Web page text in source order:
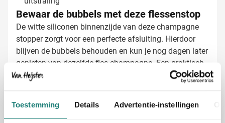
Toestemming Details Advertentie-instellingen
Bewaar de bubbels met deze flessenstop
De witte siliconen binnenzijde van deze champagne
stopper zorgt voor een perfecte afsluiting. Hierdoor
blijven de bubbels behouden en kun je nog dagen later
genieten van dezelfde fles champagne. Een praktisch
cadeau dat niet alleen mooi oogt, maar ook echt
Champagne flessenstoppen laten